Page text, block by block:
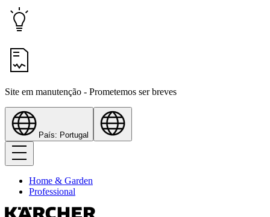
Site em manutenção - Prometemos ser breves
País: Portugal
Home & Garden
Professional